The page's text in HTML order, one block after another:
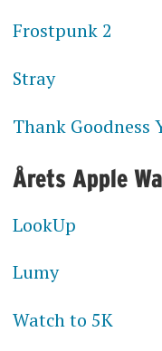
Frostpunk 2
Stray
Thank Goodness
Årets Apple
LookUp
Lumy
Watch to 5K